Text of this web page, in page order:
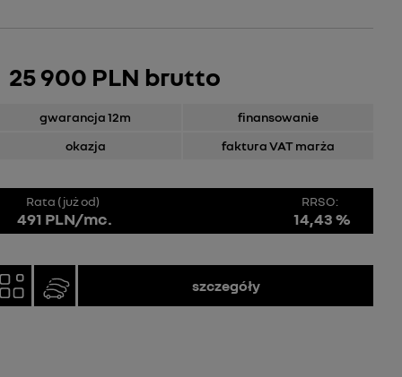
25 900 PLN brutto
gwarancja 12m
finansowanie
okazja
faktura VAT marża
szczegóły
Rata (już od)
491 PLN/mc.
RRSO:
14,43 %